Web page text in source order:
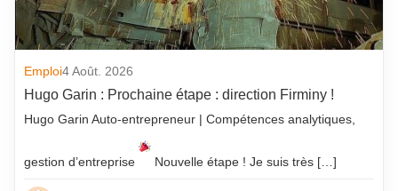
Emploi4 Août. 2026
Hugo Garin : Prochaine étape : direction Firminy !
Hugo Garin Auto-entrepreneur | Compétences analytiques,
gestion d’entreprise Nouvelle étape ! Je suis très […]